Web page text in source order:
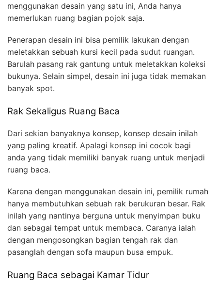
menggunakan desain yang satu ini, Anda hanya
memerlukan ruang bagian pojok saja.
Penerapan desain ini bisa pemilik lakukan dengan
meletakkan sebuah kursi kecil pada sudut ruangan.
Barulah pasang rak gantung untuk meletakkan koleksi
bukunya. Selain simpel, desain ini juga tidak memakan
banyak spot.
Rak Sekaligus Ruang Baca
Dari sekian banyaknya konsep, konsep desain inilah
yang paling kreatif. Apalagi konsep ini cocok bagi
anda yang tidak memiliki banyak ruang untuk menjadi
ruang baca.
Karena dengan menggunakan desain ini, pemilik rumah
hanya membutuhkan sebuah rak berukuran besar. Rak
inilah yang nantinya berguna untuk menyimpan buku
dan sebagai tempat untuk membaca. Caranya ialah
dengan mengosongkan bagian tengah rak dan
pasanglah dengan sofa maupun busa empuk.
Ruang Baca sebagai Kamar Tidur